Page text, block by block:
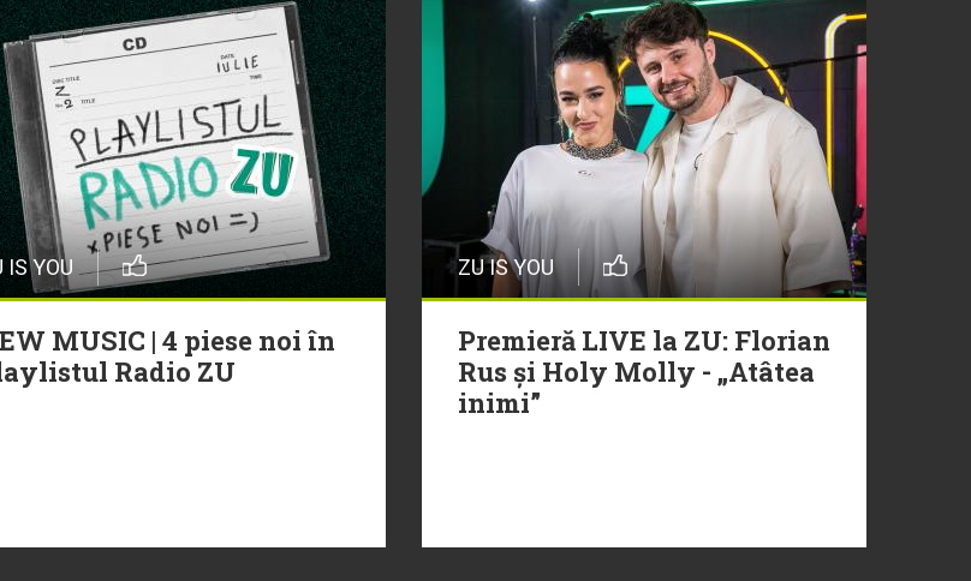
IS YOU
MUSIC | 4 piese noi în
Radio ZU
ZU IS YOU
Premieră LIVE la ZU: Florian
Rus și Holy Molly - „Atâtea
inimi”